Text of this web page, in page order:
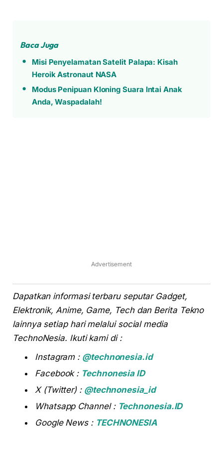
Baca Juga
Misi Penyelamatan Satelit Palapa: Kisah
Heroik Astronaut NASA
Modus Penipuan Kloning Suara Intai Anak
Anda, Waspadalah!
Advertisement
Dapatkan informasi terbaru seputar Gadget,
Elektronik, Anime, Game, Tech dan Berita Tekno
lainnya setiap hari melalui social media
TechnoNesia. Ikuti kami di :
Instagram : @technonesia.id
Facebook : Technonesia ID
X (Twitter) : @technonesia_id
Whatsapp Channel : Technonesia.ID
Google News : TECHNONESIA